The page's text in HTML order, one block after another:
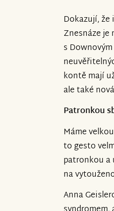
Dokazují, že
Znesnáze
s
kontě mají
ale také
Patronkou
Máme
to gesto
patronkou a
na
Anna